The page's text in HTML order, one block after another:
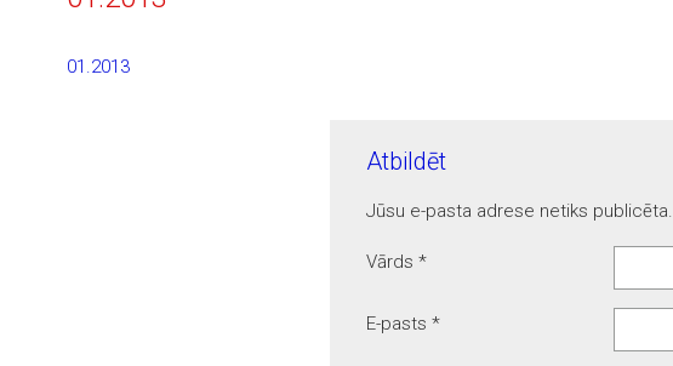
01.2013
Atbildēt
Jūsu e-pasta adrese netiks publicēta.
Vārds *
E-pasts *